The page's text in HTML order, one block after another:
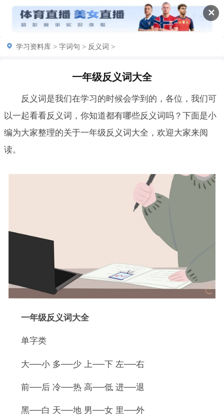
✕
学习资料库 > 字词句 > 反义词 >
一年级反义词大全
反义词是我们在学习的时候会学到的，各位，我们可
以一起看看反义词，你知道都有哪些反义词吗？下面是小
编为大家整理的关于一年级反义词大全，欢迎大家来阅
读。
一年级反义词大全
单字类
大──小 多──少 上──下 左──右
前──后 冷──热 高──低 进──退
黑──白 天──地 男──女 里──外